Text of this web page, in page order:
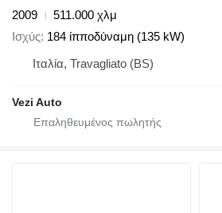
2009
511.000 χλμ
Ισχύς 184 ίπποδύναμη (135 kW)
Ιταλία, Travagliato (BS)
Vezi Auto